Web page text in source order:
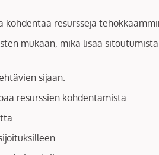
resursseja
mukaan, mikä lisää
sijaan.
resurssien kohdentamista.